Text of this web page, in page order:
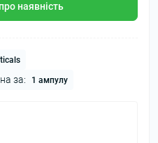
наявність
за: 1 ампулу